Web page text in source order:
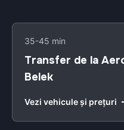
35-45 min
Transfer de la
Belek
Vezi vehicule și prețuri